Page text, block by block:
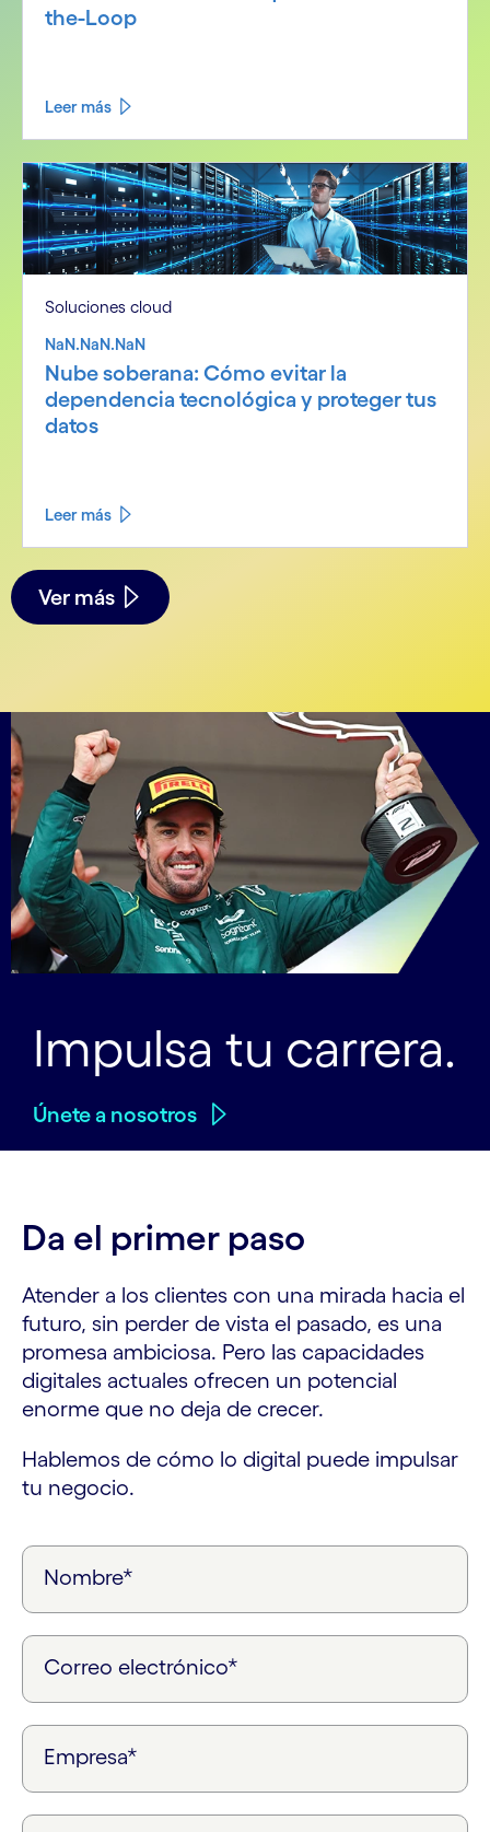
the-Loop
Leer más
Soluciones cloud
NaN.NaN.NaN
Nube soberana: Cómo evitar la
dependencia tecnológica y proteger tus
datos
Leer más
See more See less
Ver más
Impulsa tu carrera.
Únete a nosotros
Da el primer paso
Atender a los clientes con una mirada hacia el
futuro, sin perder de vista el pasado, es una
promesa ambiciosa. Pero las capacidades
digitales actuales ofrecen un potencial
enorme que no deja de crecer.
Hablemos de cómo lo digital puede impulsar
tu negocio.
Nombre*
Correo electrónico*
Empresa*